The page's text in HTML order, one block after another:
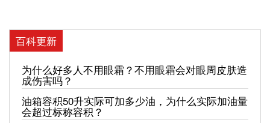
百科更新
为什么好多人不用眼霜？不用眼霜会对眼周皮肤造
成伤害吗？
油箱容积50升实际可加多少油，为什么实际加油量
会超过标称容积？